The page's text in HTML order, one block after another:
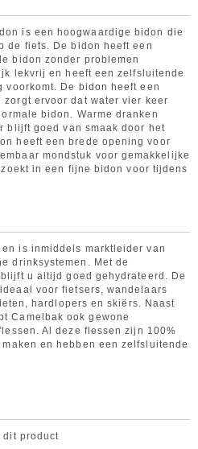
is een hoogwaardige bidon die
de fiets. De bidon heeft een
bidon zonder problemen
lekvrij en heeft een zelfsluitende
De bidon heeft een
ervoor dat water vier keer
bidon. Warme dranken
blijft goed van smaak door het
heeft een brede opening voor
mondstuk voor gemakkelijke
in een fijne bidon voor tijdens
is inmiddels marktleider van
drinksystemen. Met de
u altijd goed gehydrateerd. De
voor fietsers, wandelaars
hardlopers en skiërs. Naast
Camelbak ook gewone
Al deze flessen zijn 100%
en hebben een zelfsluitende
dit product